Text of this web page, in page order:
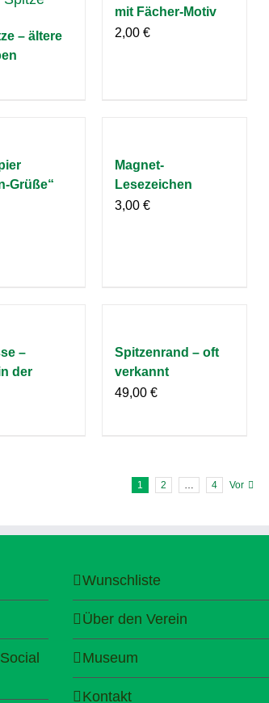
– ältere
mit Fächer-Motiv
2,00 €
Grüße“
Magnet-
Lesezeichen
3,00 €
–
der
Spitzenrand – oft
verkannt
49,00 €
1 2 4 Vor
Wunschliste
Über den Verein
Museum
Kontakt